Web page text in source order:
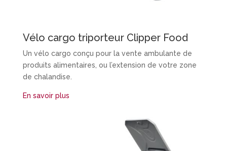
Vélo cargo triporteur Clipper Food
Un vélo cargo conçu pour la vente ambulante de
produits alimentaires, ou l’extension de votre zone
de chalandise.
En savoir plus